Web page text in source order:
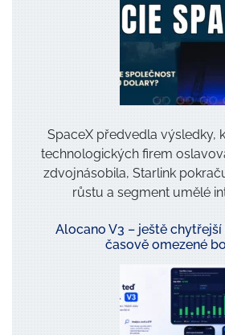
SpaceX předvedla výsledky,
technologických firem
zdvojnásobila, Starlink
růstu a segment umělé
Alocano V3 – ještě
časově omezené